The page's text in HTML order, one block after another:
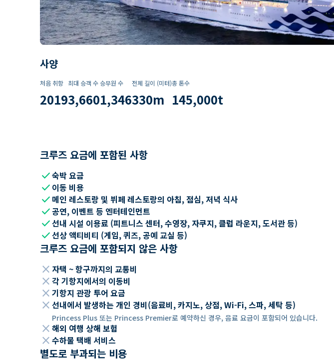
사양
처음 취항
2019
최대 승객 수
3,660
승무원 수
1,346
전체 길이 (미터)
330m
총 톤수
145,000t
크루즈 요금에 포함된 사항
check숙박 요금
check 이동 비용
check 메인 레스토랑 및 뷔페 레스토랑의 아침, 점심, 저녁 식사
check 공연, 이벤트 등 엔터테인먼트
check선내 시설 이용료 (피트니스 센터, 수영장, 자쿠지, 클럽 라운지, 도서관 등)
check선상 액티비티 (게임, 퀴즈, 공예 교실 등)
크루즈 요금에 포함되지 않은 사항
close 자택 ~ 항구까지의 교통비
close 각 기항지에서의 이동비
close 기항지 관광 투어 요금
close 선내에서 발생하는 개인 경비(음료비, 카지노, 상점, Wi-Fi, 스파, 세탁 등)
Princess Plus 또는 Princess Premier로 예약하신 경우, 음료 요금이 포함되어 있습니다.
close 해외 여행 상해 보험
close 수하물 택배 서비스
별도로 부과되는 비용